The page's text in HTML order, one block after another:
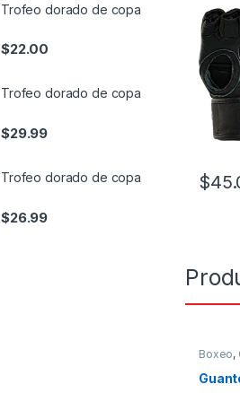
$
Boxeo,
Trofeo dorado de copa
$22.00
Trofeo dorado de copa
$29.99
Trofeo dorado de copa
$26.99